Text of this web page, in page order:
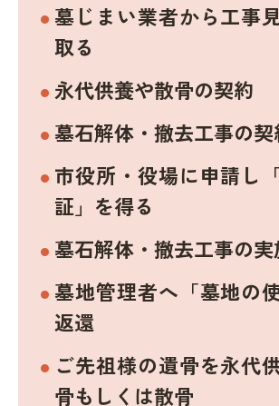
墓じまい業者から工事
取る
永代供養や散骨の契約
墓石解体・撤去工事の契
市役所・役場に申請し
証」を得る
墓石解体・撤去工事の実
墓地管理者へ「墓地の
返還
ご先祖様の遺骨を永代
骨もしくは散骨